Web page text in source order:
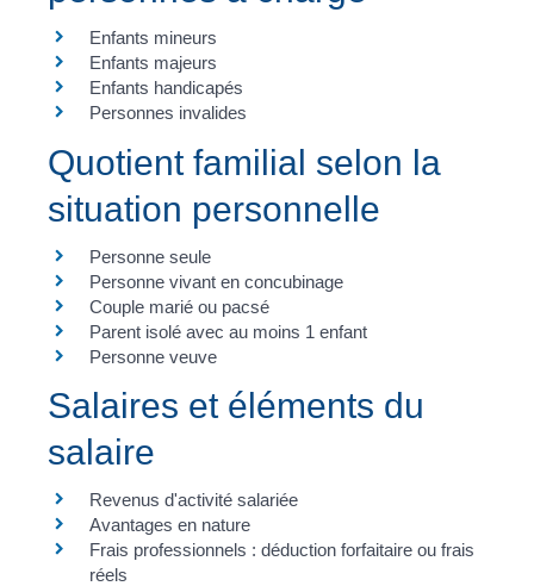
Enfants mineurs
Enfants majeurs
Enfants handicapés
Personnes invalides
Quotient familial selon la
situation personnelle
Personne seule
Personne vivant en concubinage
Couple marié ou pacsé
Parent isolé avec au moins 1 enfant
Personne veuve
Salaires et éléments du
salaire
Revenus d'activité salariée
Avantages en nature
Frais professionnels : déduction forfaitaire ou frais
réels